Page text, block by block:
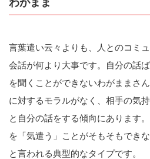
わがまま
言葉遣い云々よりも、人とのコミ
会話が何より大事です。自分の話
を聞くことができないわがままさ
に対するモラルがなく、相手の気
と自分の話をする傾向にあります
を「気遣う」ことがそもそもでき
と言われる典型的なタイプです。